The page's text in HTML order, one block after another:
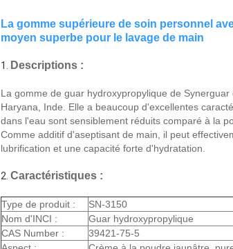
La gomme supérieure de soin personnel
moyen superbe pour le lavage de main
1. Descriptions :
La gomme de guar hydroxypropylique de
Haryana, Inde. Elle a beaucoup d'excellentes
dans l'eau sont sensiblement réduits comparé à la
Comme additif d'aseptisant de main, il peut
lubrification et une capacité forte d'hydratation.
2. Caractéristiques :
Type de produit :
SN-3150
Nom d'INCI :
Guar hydroxypropylique
CAS Number :
39421-75-5